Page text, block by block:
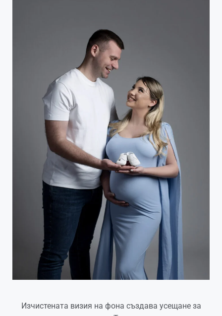
Изчистената визия на фона създава усещане за